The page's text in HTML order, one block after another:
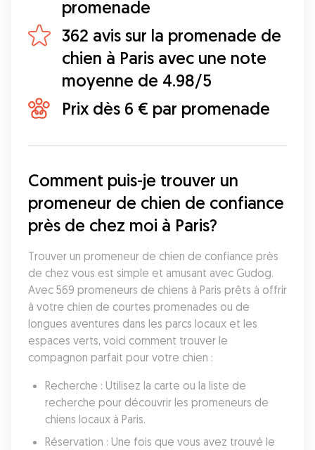
promenade
362 avis sur la promenade de
chien à Paris avec une note
moyenne de 4.98/5
Prix dès 6 € par promenade
Comment puis-je trouver un
promeneur de chien de confiance
près de chez moi à Paris?
Trouver un promeneur de chien de confiance près
de chez vous est simple et amusant avec Gudog.
Avec 569 promeneurs de chiens à Paris prêts à offrir
à votre chien de courtes promenades ou de
longues aventures dans les parcs locaux et les
espaces verts, voici comment trouver le
compagnon parfait pour votre chien :
Recherche : Utilisez la carte ou la liste de
recherche pour découvrir les promeneurs de
chiens locaux à Paris.
Réservation : Une fois que vous avez trouvé le